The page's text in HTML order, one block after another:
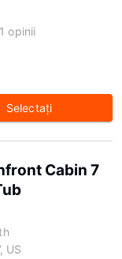
1 opinii
Selectaţi
Cabin 7
US